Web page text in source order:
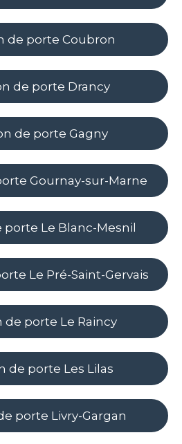
de porte Coubron
de porte Drancy
de porte Gagny
Gournay-sur-Marne
porte Le Blanc-Mesnil
Le Pré-Saint-Gervais
de porte Le Raincy
de porte Les Lilas
porte Livry-Gargan